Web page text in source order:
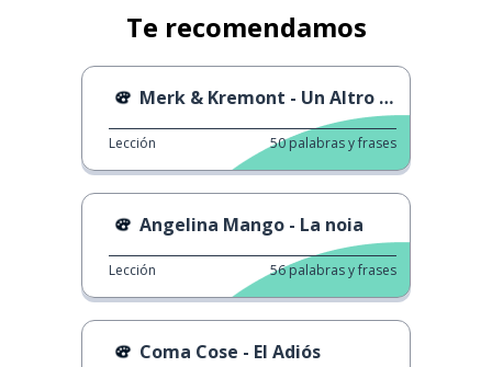
Te recomendamos
Merk & Kremont - Un Altro Mondo
Lección 50palabras y frases
Angelina Mango - La noia
Lección 56palabras y frases
Coma Cose - El Adiós